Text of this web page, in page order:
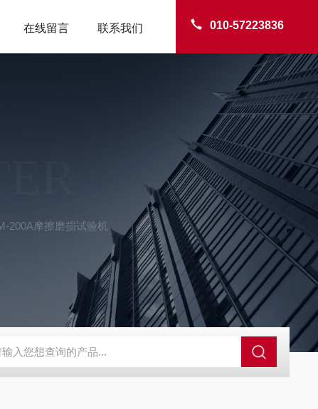
010-57223836
在线留言 联系我们
200A摩擦磨损试验机
GCDDJ-50Kv绝缘材料电压击穿强度试验机 GCDDJ-100Kv